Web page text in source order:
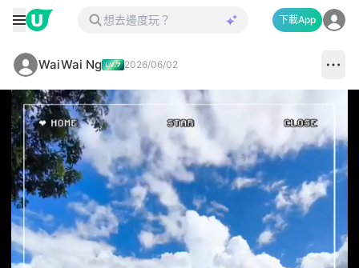
下載App
WaiWai Ng 2026/06/02